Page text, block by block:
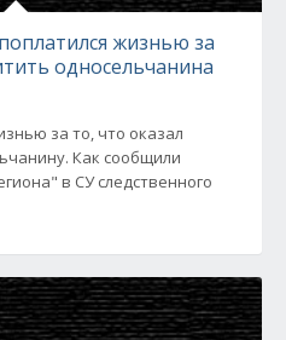
жизнью за
односельчанина
за то, что оказал
Как сообщили
в СУ следственного